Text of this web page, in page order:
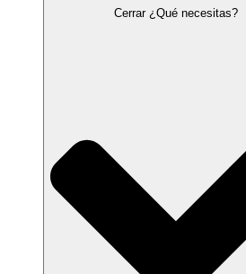
Cerrar ¿Qué necesitas?